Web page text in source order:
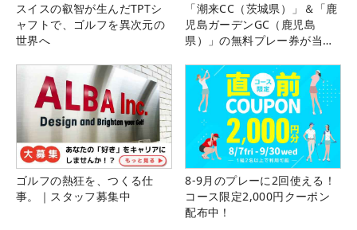
スイスの叡智が生んだTPTシ
ャフトで、ゴルフを異次元の
世界へ
「潮来CC（茨城県）」＆「鹿
児島ガーデンGC（鹿児島
県）」の無料プレー券が当た
ゴルフの熱狂を、つくる仕
事。｜スタッフ募集中
8-9月のプレーに2回使える！
コース限定2,000円クーポン
配布中！